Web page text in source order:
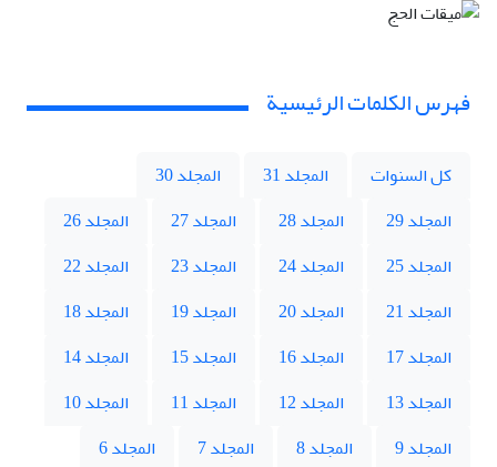
فهرس الكلمات الرئيسية
كل السنوات المجلد 31
المجلد 30
المجلد 29
المجلد 28 المجلد 27
المجلد 26
المجلد 25
المجلد 24 المجلد 23
المجلد 22
المجلد 21
المجلد 20 المجلد 19
المجلد 18
المجلد 17
المجلد 16 المجلد 15
المجلد 14
المجلد 13
المجلد 12 المجلد 11
المجلد 10
المجلد 9
المجلد 8 المجلد 7
المجلد 6